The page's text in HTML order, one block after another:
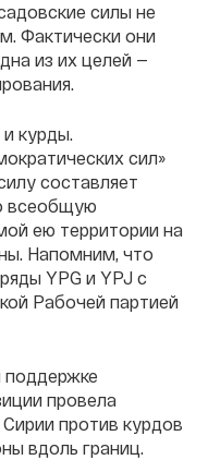
силы не
Фактически они
из их целей —
курды.
сил»
составляет
всеобщую
ею территории на
Напомним, что
YPG и YPJ с
Рабочей партией
поддержке
провела
против курдов
вдоль границ.